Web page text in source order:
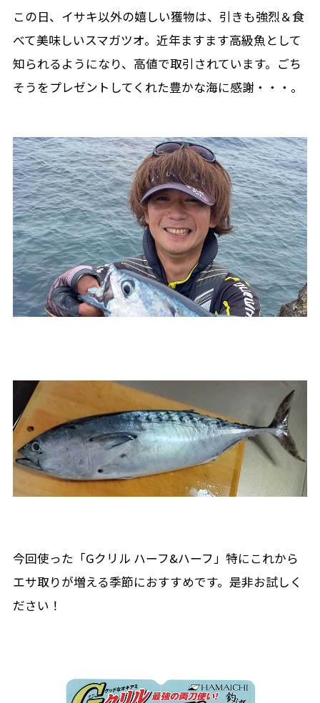
この日、イサキ以外の嬉しい獲物は、引きも強烈＆食
べて美味しいスマガツオ。近年ますます高級魚として
知られるようになり、高値で取引されています。ごち
そうをプレゼントしてくれた豊かな海に感謝・・・。
今回使った「Gクリル ハーフ&ハーフ」特にこれから
エサ取りが増える季節におすすめです。是非お試しく
ださい！